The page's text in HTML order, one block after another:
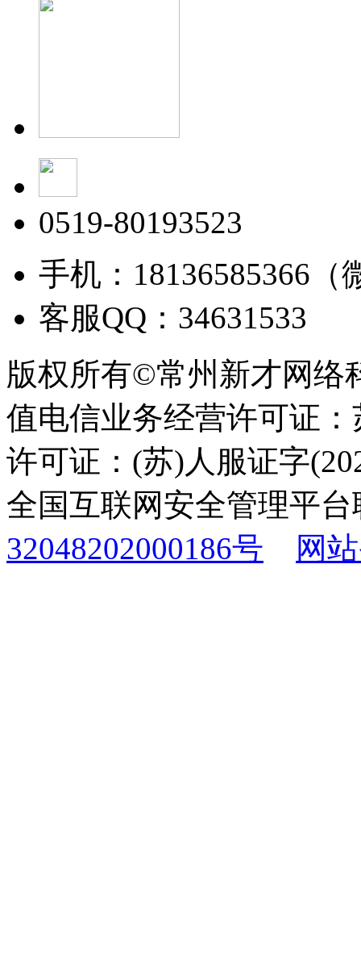
0519-80193523
手机：18136585366（
客服QQ：34631533
版权所有©常州新才网络
值电信业务经营许可证
许可证：(苏)人服证字
全国互联网安全管理平
32048202000186号
网